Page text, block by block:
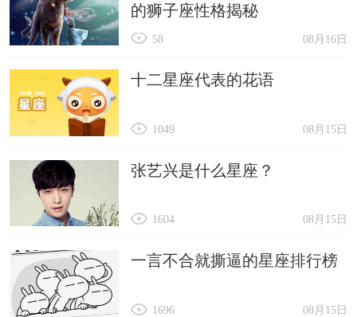
的狮子座性格揭秘
08月16日
58
十二星座代表的花语
08月15日
1049
张艺兴是什么星座？
08月15日
1604
一言不合就撕逼的星座排行榜
08月15日
1696